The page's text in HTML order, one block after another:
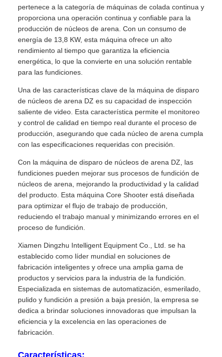
pertenece a la categoría de máquinas de colada continua y
proporciona una operación continua y confiable para la
producción de núcleos de arena. Con un consumo de
energía de 13,8 KW, esta máquina ofrece un alto
rendimiento al tiempo que garantiza la eficiencia
energética, lo que la convierte en una solución rentable
para las fundiciones.
Una de las características clave de la máquina de disparo
de núcleos de arena DZ es su capacidad de inspección
saliente de video. Esta característica permite el monitoreo
y control de calidad en tiempo real durante el proceso de
producción, asegurando que cada núcleo de arena cumpla
con las especificaciones requeridas con precisión.
Con la máquina de disparo de núcleos de arena DZ, las
fundiciones pueden mejorar sus procesos de fundición de
núcleos de arena, mejorando la productividad y la calidad
del producto. Esta máquina Core Shooter está diseñada
para optimizar el flujo de trabajo de producción,
reduciendo el trabajo manual y minimizando errores en el
proceso de fundición.
Xiamen Dingzhu Intelligent Equipment Co., Ltd. se ha
establecido como líder mundial en soluciones de
fabricación inteligentes y ofrece una amplia gama de
productos y servicios para la industria de la fundición.
Especializada en sistemas de automatización, esmerilado,
pulido y fundición a presión a baja presión, la empresa se
dedica a brindar soluciones innovadoras que impulsan la
eficiencia y la excelencia en las operaciones de
fabricación.
Características: